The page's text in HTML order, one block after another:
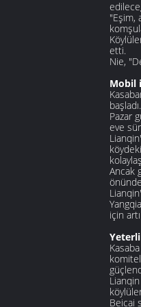
"Eşim,
etti.
Nie,
Mobil
başladı.
Pazar
eve
Ancak
için
Beicai